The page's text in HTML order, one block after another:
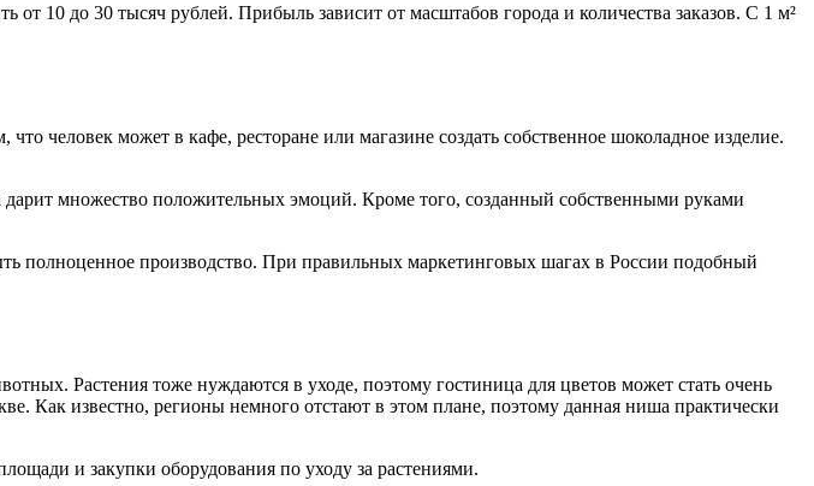
10 до 30 тысяч рублей. Прибыль зависит от масштабов города и количества заказов. С 1 м²
человек может в кафе, ресторане или магазине создать собственное шоколадное изделие.
дарит множество положительных эмоций. Кроме того, созданный собственными руками
полноценное производство. При правильных маркетинговых шагах в России подобный
Растения тоже нуждаются в уходе, поэтому гостиница для цветов может стать очень
Как известно, регионы немного отстают в этом плане, поэтому данная ниша практически
и закупки оборудования по уходу за растениями.